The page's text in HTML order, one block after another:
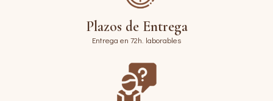
Plazos de Entrega
Entrega en 72h. laborables